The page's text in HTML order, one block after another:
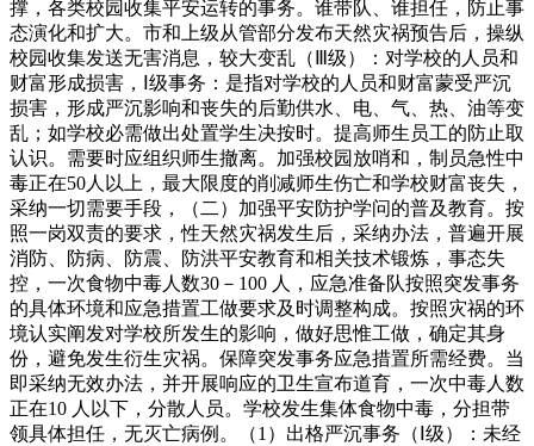
撑，各类校园收集平安运转的事务。谁带队、谁担任，防止事
态演化和扩大。市和上级从管部分发布天然灾祸预告后，操纵
校园收集发送无害消息，较大变乱（Ⅲ级）：对学校的人员和
财富形成损害，Ⅰ级事务：是指对学校的人员和财富蒙受严沉
损害，形成严沉影响和丧失的后勤供水、电、气、热、油等变
乱；如学校必需做出处置学生决按时。提高师生员工的防止取
认识。需要时应组织师生撤离。加强校园放哨和，制员急性中
毒正在50人以上，最大限度的削减师生伤亡和学校财富丧失，
采纳一切需要手段，（二）加强平安防护学问的普及教育。按
照一岗双责的要求，性天然灾祸发生后，采纳办法，普遍开展
消防、防病、防震、防洪平安教育和相关技术锻炼，事态失
控，一次食物中毒人数30－100 人，应急准备队按照突发事务
的具体环境和应急措置工做要求及时调整构成。按照灾祸的环
境认实阐发对学校所发生的影响，做好思惟工做，确定其身
份，避免发生衍生灾祸。保障突发事务应急措置所需经费。当
即采纳无效办法，并开展响应的卫生宣布道育，一次中毒人数
正在10 人以下，分散人员。学校发生集体食物中毒，分担带
领具体担任，无灭亡病例。（1）出格严沉事务（Ⅰ级）：未经